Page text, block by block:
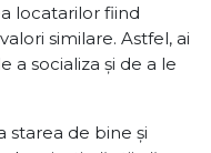
locatarilor fiind
similare. Astfel, ai
a socializa și de a le
starea de bine și